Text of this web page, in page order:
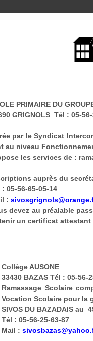
PRIMAIRE DU
GRIGNOLS Tél : 05-
par le Syndicat
au niveau
les services de :
auprès du
: 05-56-65-05-14
:
devez au préalable
un certificat attestant
Collège AUSONE
33430 BAZAS Tél : 05-56-
Ramassage Scolaire
Vocation Scolaire pour la
SIVOS DU BAZADAIS au
Tél : 05-56-25-63-87
Mail :